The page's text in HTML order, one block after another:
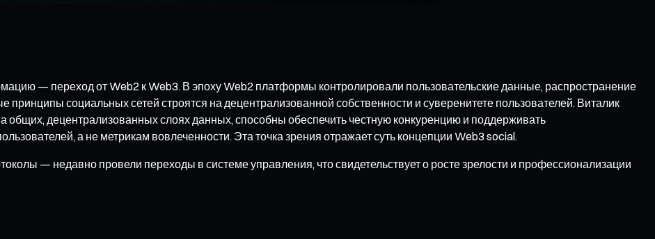
— переход от Web2 к Web3. В эпоху Web2 платформы контролировали пользовательские данные, распространение
принципы социальных сетей строятся на децентрализованной собственности и суверенитете пользователей. Виталик
общих, децентрализованных слоях данных, способны обеспечить честную конкуренцию и поддерживать
а не метрикам вовлеченности. Эта точка зрения отражает суть концепции Web3 social.
— недавно провели переходы в системе управления, что свидетельствует о росте зрелости и профессионализации